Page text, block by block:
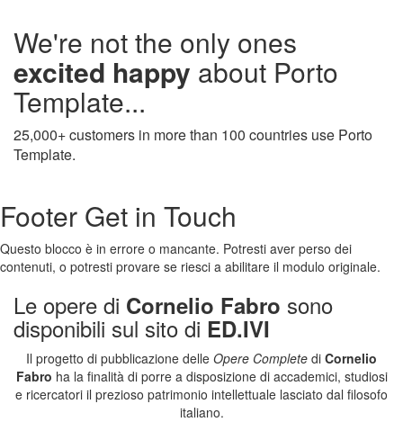
We're not the only ones
excited happy about Porto
Template...
25,000+ customers in more than 100 countries use Porto
Template.
Footer Get in Touch
Questo blocco è in errore o mancante. Potresti aver perso dei
contenuti, o potresti provare se riesci a abilitare il modulo originale.
Le opere di Cornelio Fabro sono
disponibili sul sito di ED.IVI
Il progetto di pubblicazione delle Opere Complete di Cornelio
Fabro ha la finalità di porre a disposizione di accademici, studiosi
e ricercatori il prezioso patrimonio intellettuale lasciato dal filosofo
italiano.